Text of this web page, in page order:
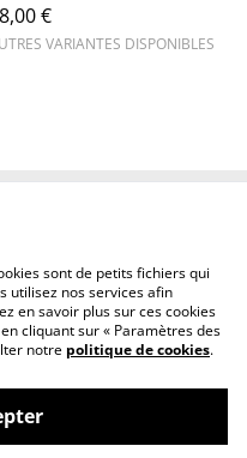
€
VARIANTES DISPONIBLES
Cookies
sont de petits fichiers qui
utilisez nos services afin
en savoir plus sur ces cookies
cliquant sur « Paramètres des
notre politique de cookies.